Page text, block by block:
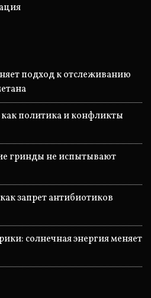
подход к отслеживанию
политика и конфликты
гринды не испытывают
запрет антибиотиков
солнечная энергия меняет